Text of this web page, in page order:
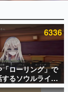
6336
ローリング」で
るソウルライク
早川さんはソウ